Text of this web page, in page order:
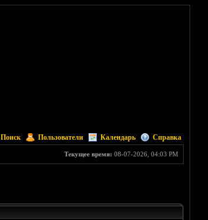
Поиск Пользователи Календарь Справка
Текущее время: 08-07-2026, 04:03 PM